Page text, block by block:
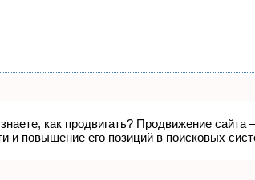
как продвигать? Продвижение
и повышение его позиций в поисковых